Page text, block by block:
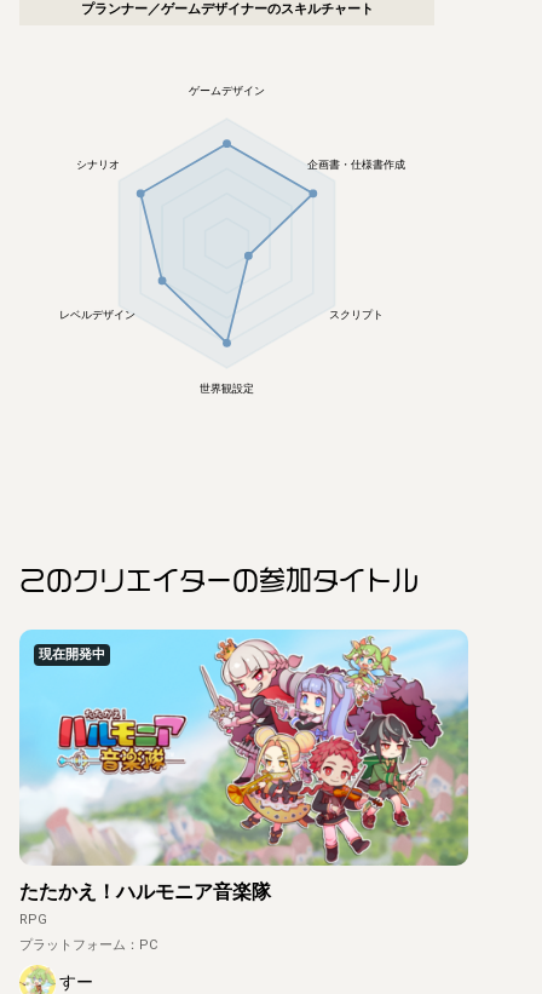
プランナー／ゲームデザイナーのスキルチャート
ゲームデザイン
企画書・仕様書作成
スクリプト
世界観設定
レベルデザイン
シナリオ
このクリエイターの参加タイトル
現在開発中
たたかえ！ハルモニア音楽隊
RPG
プラットフォーム： PC
すー